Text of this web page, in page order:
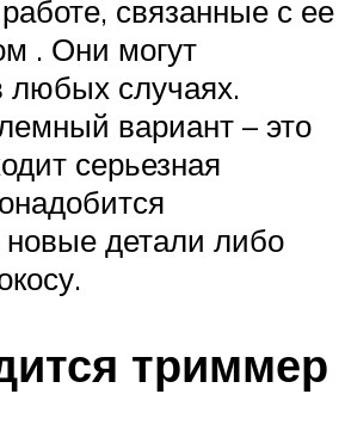
связанные с ее
. Они могут
любых случаях.
вариант – это
серьезная
новые детали либо
триммер